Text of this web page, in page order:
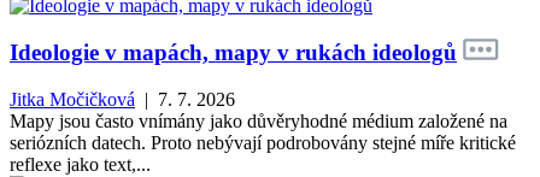
Ideologie v mapách, mapy v rukách ideologů
Jitka Močičková | 7. 7. 2026
Mapy jsou často vnímány jako důvěryhodné médium založené na
seriózních datech. Proto nebývají podrobovány stejné míře kritické
reflexe jako text,...